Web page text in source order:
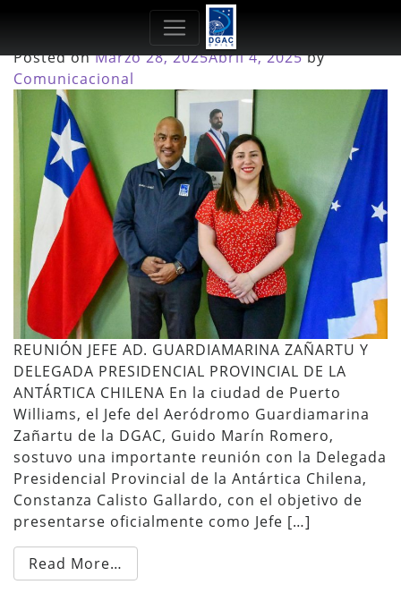
Marzo 2025
Posted onMarzo 28, 2025Abril 4, 2025by
Comunicacional
REUNIÓN JEFE AD. GUARDIAMARINA ZAÑARTU Y
DELEGADA PRESIDENCIAL PROVINCIAL DE LA
ANTÁRTICA CHILENA En la ciudad de Puerto
Williams, el Jefe del Aeródromo Guardiamarina
Zañartu de la DGAC, Guido Marín Romero,
sostuvo una importante reunión con la Delegada
Presidencial Provincial de la Antártica Chilena,
Constanza Calisto Gallardo, con el objetivo de
presentarse oficialmente como Jefe […]
Read More…